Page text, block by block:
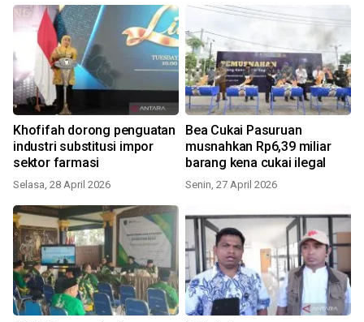
Khofifah dorong penguatan
industri substitusi impor
sektor farmasi
Selasa, 28 April 2026
Bea Cukai Pasuruan
musnahkan Rp6,39 miliar
barang kena cukai ilegal
Senin, 27 April 2026